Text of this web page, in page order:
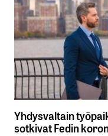
Yhdysvaltain
sotkivat Fedin